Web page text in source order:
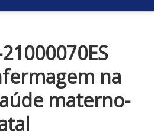
na
materno-